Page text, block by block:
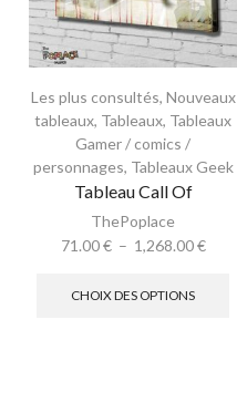
Les plus consultés, Nouveaux
tableaux, Tableaux, Tableaux
Gamer / comics /
personnages, Tableaux Geek
Tableau Call Of
ThePoplace
71.00€ – 1,268.00€
CHOIX DES OPTIONS